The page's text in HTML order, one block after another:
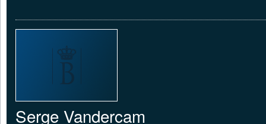
Serge Vandercam